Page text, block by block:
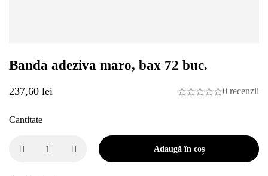
Banda adeziva maro, bax 72 buc.
237,60 lei 0 recenzii
Cantitate
Adaugă în coș